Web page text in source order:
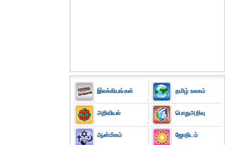
இலக்கியங்கள்
அறிவியல்
ஆன்மிகம்
தமிழ் உலகம்
பொதுஅறிவு
ஜோதிடம்